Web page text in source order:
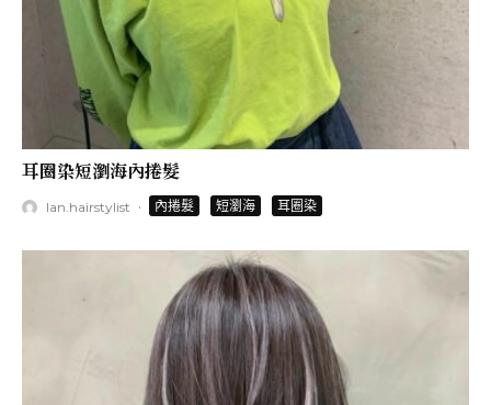
耳圈染短瀏海內捲髮
Ian.hairstylist · 內捲髮 短瀏海 耳圈染